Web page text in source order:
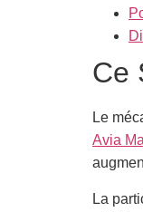
Ce
Le
Avia
La